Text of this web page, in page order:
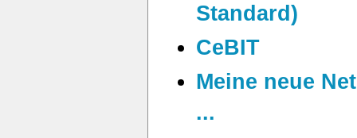
Standard)
CeBIT
Meine neue
...